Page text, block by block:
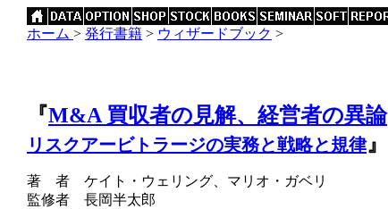
ホーム > 発行書籍 > ウィザードブック >
『M&A 買収者の見解、経営者の異論
リスクアービトラージの実務と戦略と規律』
著 者 ケイト・ウェリング、マリオ・ガベリ
監修者 長岡半太郎